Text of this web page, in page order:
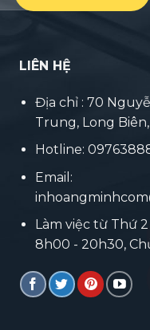
LIÊN HỆ
Địa chỉ : 70
Trung, Long
Hotline:
Email:
Làm việc từ Thứ
8h00 - 20h30,